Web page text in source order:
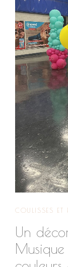
COULISSES ET
Un